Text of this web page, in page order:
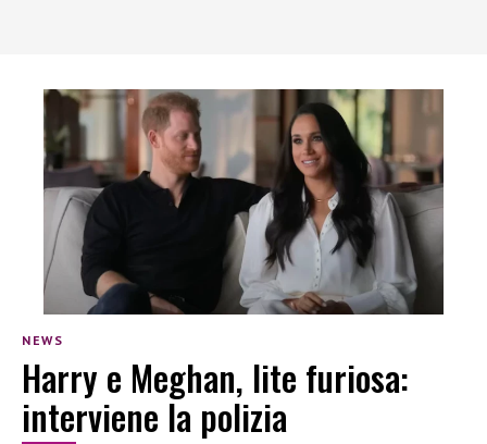
NEWS
Harry e Meghan, lite furiosa:
interviene la polizia